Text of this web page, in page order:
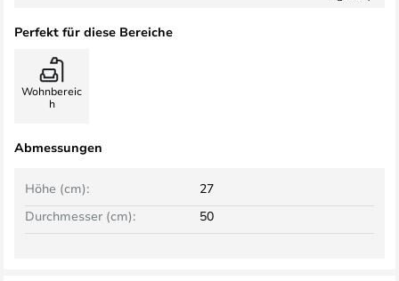
Perfekt für diese Bereiche
Wohnbereic
h
Abmessungen
Höhe (cm):
27
Durchmesser (cm):
50